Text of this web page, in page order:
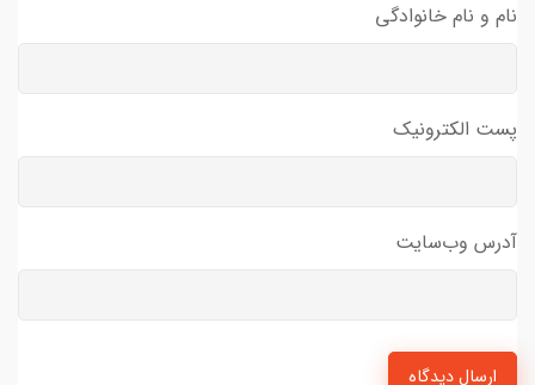
نام و نام خانوادگی
پست الکترونیک
آدرس وب‌سایت
ارسال دیدگاه